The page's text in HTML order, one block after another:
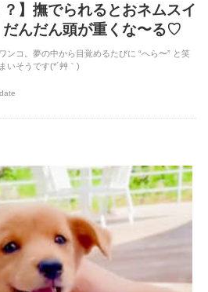
？】撫でられるとおネムスイ
だんだん頭が重くな〜る♡
ンコ。夢の中から目覚めるたびに “へら〜” と笑
いそうです(*´艸｀)